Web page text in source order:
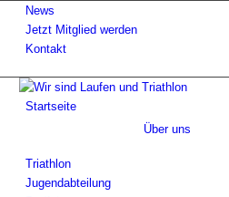
News
Jetzt Mitglied werden
Kontakt
Startseite
Über uns
Triathlon
Jugendabteilung